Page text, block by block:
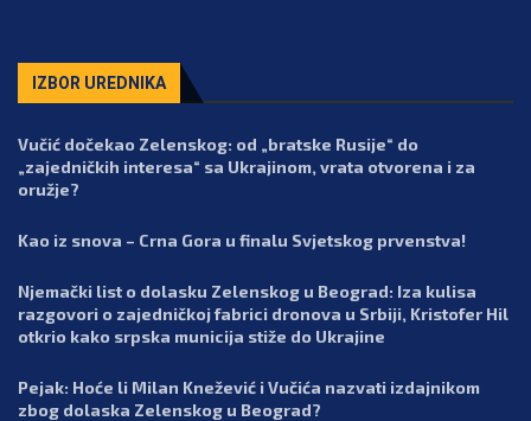
IZBOR UREDNIKA
Vučić dočekao Zelenskog: od „bratske Rusije“ do
„zajedničkih interesa“ sa Ukrajinom, vrata otvorena i za
oružje?
Kao iz snova – Crna Gora u finalu Svjetskog prvenstva!
Njemački list o dolasku Zelenskog u Beograd: Iza kulisa
razgovori o zajedničkoj fabrici dronova u Srbiji, Kristofer Hil
otkrio kako srpska municija stiže do Ukrajine
Pejak: Hoće li Milan Knežević i Vučića nazvati izdajnikom
zbog dolaska Zelenskog u Beograd?